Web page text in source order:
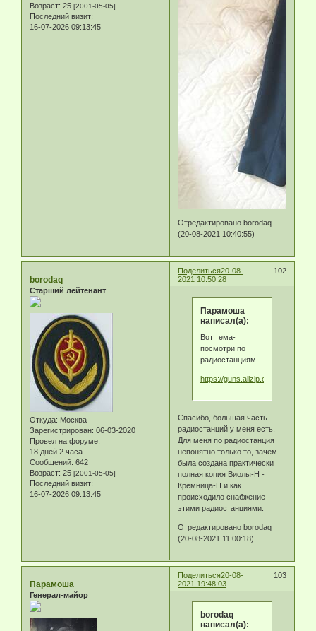
Возраст: 25 [2001-05-05]
Последний визит:
16-07-2026 09:13:45
Отредактировано borodaq
(20-08-2021 10:40:55)
Поделиться 102
20-08-
2021 10:50:28
borodaq
Старший лейтенант
Откуда: Москва
Зарегистрирован: 06-03-2020
Провел на форуме:
18 дней 2 часа
Сообщений: 642
Возраст: 25 [2001-05-05]
Последний визит:
16-07-2026 09:13:45
Парамоша
написал(а):
Вот тема-
посмотри по
радиостанциям.
https://guns.allzip.org/topic/245/
Спасибо, большая часть
радиостанций у меня есть.
Для меня по радиостанция
непонятно только то, зачем
была создана практически
полная копия Виолы-Н -
Кремница-Н и как
происходило снабжение
этими радиостанциями.
Отредактировано borodaq
(20-08-2021 11:00:18)
Поделиться 103
20-08-
2021 19:48:03
Парамоша
Генерал-майор
borodaq
написал(а):